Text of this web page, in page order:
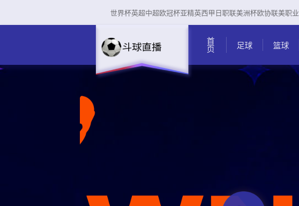
世界杯英超中超欧冠杯亚精英西甲 日职联美洲杯欧协联美职业
首页 足球 篮球